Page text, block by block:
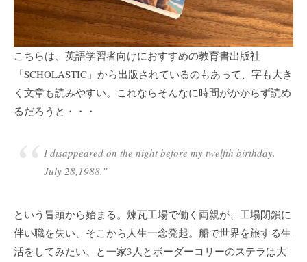
こちらは、英語学習者向けにおすすめの教育書出版社
「SCHOLASTIC」から出版されているのもあって、字も大き
く文章も読みやすい。これならそんなに時間がかからず読め
るだろうと・・・
I disappeared on the night before my twelfth birthday.
July 28,1988.”
という冒頭から始まる。煉瓦工場で働く両親が、工場閉鎖に
伴い職を失い、そこから人生一念発起。船で世界を旅する生
活をしてみたい、と一家3人とボーダーコリーのステラは大